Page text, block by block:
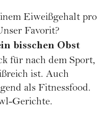
Eiweißgehalt pro
Favorit?
bisschen Obst
für nach dem Sport,
ist. Auch
als Fitnessfood.
Gerichte.